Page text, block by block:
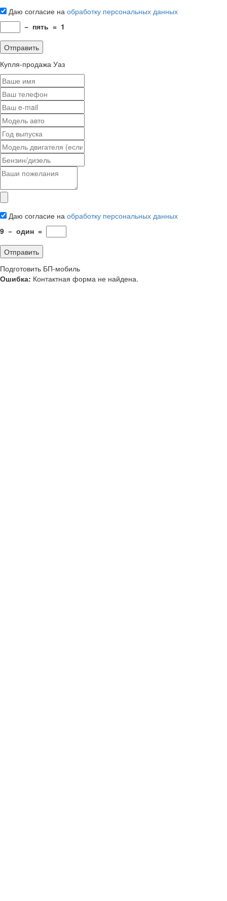
Даю согласие на обработку персональных данных
− пять = 1
Купля-продажа Уаз
Даю согласие на обработку персональных данных
9 − один =
Подготовить БП-мобиль
Ошибка: Контактная форма не найдена.